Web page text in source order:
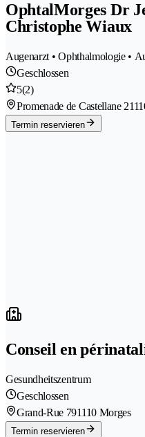
OphtalMorges Dr
Christophe Wiaux
Augenarzt • Ophthalmologie •
Geschlossen
5(2)
Promenade de Castellane 2
Termin reservieren
Conseil en
Gesundheitszentrum
Geschlossen
Grand-Rue 791110 Morges
Termin reservieren